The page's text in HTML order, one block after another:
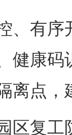
、有
健康
离点
区复